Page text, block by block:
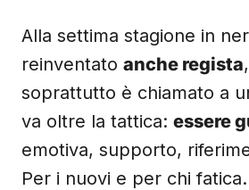
Alla settima stagione in
reinventato anche regista
soprattutto è chiamato a
va oltre la tattica: essere
emotiva, supporto,
Per i nuovi e per chi